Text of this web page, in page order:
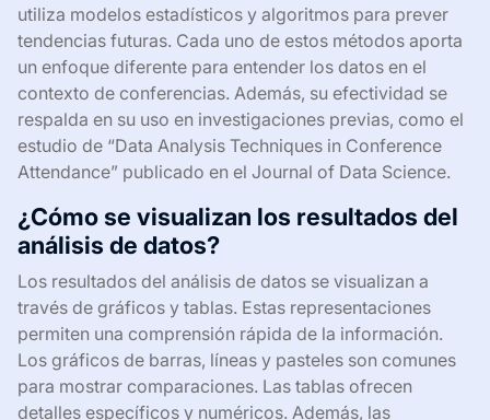
utiliza modelos estadísticos y algoritmos para prever
tendencias futuras. Cada uno de estos métodos aporta
un enfoque diferente para entender los datos en el
contexto de conferencias. Además, su efectividad se
respalda en su uso en investigaciones previas, como el
estudio de “Data Analysis Techniques in Conference
Attendance” publicado en el Journal of Data Science.
¿Cómo se visualizan los resultados del
análisis de datos?
Los resultados del análisis de datos se visualizan a
través de gráficos y tablas. Estas representaciones
permiten una comprensión rápida de la información.
Los gráficos de barras, líneas y pasteles son comunes
para mostrar comparaciones. Las tablas ofrecen
detalles específicos y numéricos. Además, las